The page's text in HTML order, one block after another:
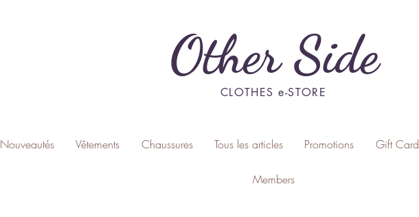
Other Side
CLOTHES e-STORE
Nouveautés Vêtements Chaussures Tous les articles Promotions Gift Card
Members